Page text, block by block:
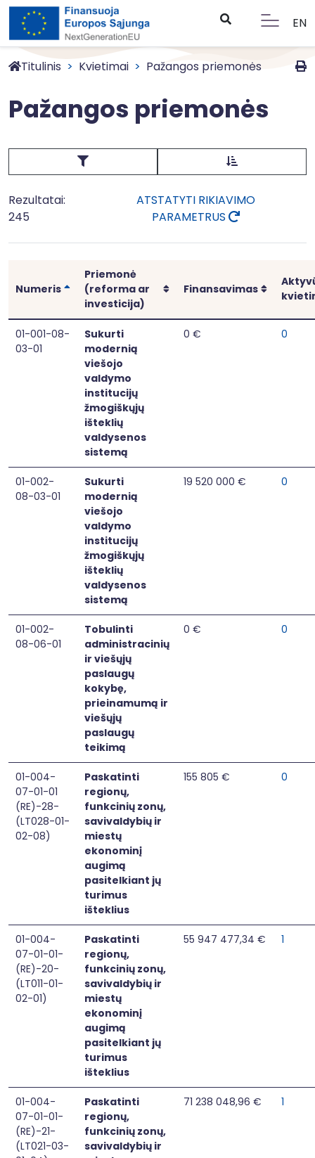
EN
Titulinis Kvietimai Pažangos priemonės
Pažangos priemonės
Rezultatai:
245
ATSTATYTI RIKIAVIMO
PARAMETRUS
Numeris Rikiuoti
Priemonė
(reforma ar
investicija)
Rikiuoti
Finansavimas Rikiuoti
01-001-08-
03-01
Sukurti
modernią
viešojo
valdymo
institucijų
žmogiškųjų
išteklių
valdysenos
sistemą
0 € 0
01-002-
08-03-01
Sukurti
modernią
viešojo
valdymo
institucijų
žmogiškųjų
išteklių
valdysenos
sistemą
19 520 000 € 0
01-002-
08-06-01
Tobulinti
administracinių
ir viešųjų
paslaugų
kokybę,
prieinamumą ir
viešųjų
paslaugų
teikimą
0 € 0
01-004-
07-01-01
(RE)-28-
(LT028-01-
02-08)
Paskatinti
regionų,
funkcinių zonų,
savivaldybių ir
miestų
ekonominį
augimą
pasitelkiant jų
turimus
išteklius
155 805 € 0
01-004-
07-01-01-
(RE)-20-
(LT011-01-
02-01)
Paskatinti
regionų,
funkcinių zonų,
savivaldybių ir
miestų
ekonominį
augimą
pasitelkiant jų
turimus
išteklius
55 947 477,34 € 1
01-004-
07-01-01-
(RE)-21-
(LT021-03-
Paskatinti
regionų,
funkcinių zonų,
savivaldybių ir
71 238 048,96 € 1